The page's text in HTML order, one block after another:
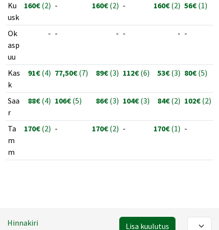
Ku
usk
160€ (2) - 160€ (2) - 160€ (2) 56€ (1)
Ok
asp
uu
- - - - - -
Kas
k
91€ (4) 77,50€ (7) 89€ (3) 112€ (6) 53€ (3) 80€ (5)
Saa
r
88€ (4) 106€ (5) 86€ (3) 104€ (3) 84€ (2) 102€ (2)
Ta
m
m
170€ (2) - 170€ (2) - 170€ (1) -
Hinnakiri
Lisa kuulutus